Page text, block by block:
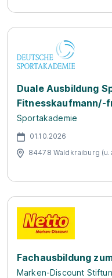
Duale Ausbildung
Fitnesskaufmann/-
Sportakademie
01.10.2026
84478 Waldkraiburg
Fachausbildung
Marken-Discount